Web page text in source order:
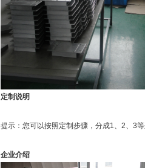
定制说明
提示：您可以按照定制步骤，分成1、2、3
企业介绍